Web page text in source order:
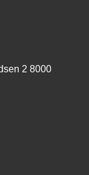
2 8000